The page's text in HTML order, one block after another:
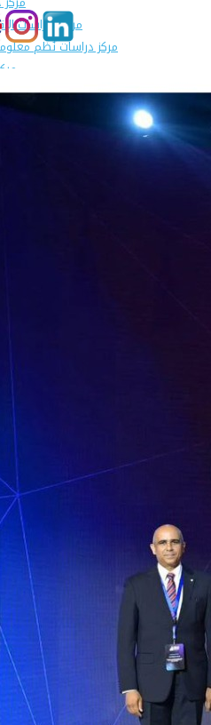
مركز الدراسات
مركز دراسات نُظم
وحدة الهندسة الزراعية للدراسات
التسجيل في دورات
للحصول على البريد
نادى
الدراسات العليا
عن قطاع
المصاريف الدراسية لطلاب
برنامج
برنامج
ماجستير الأدارة المستدامة
لوائح
(الأوراق المطلوبة للتسجيل
التقدم